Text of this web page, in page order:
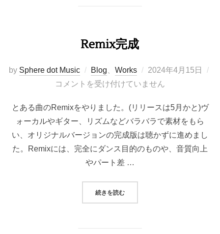
Remix完成
by Sphere dot Music Blog Works
投
稿
2024年4月15日
コメントを受け付けていません
とある曲のRemixをやりました。(リリースは5月かと)ヴ
ォーカルやギター、リズムなどバラバラで素材をもら
い、オリジナルバージョンの完成版は聴かずに進めまし
た。Remixには、完全にダンス目的のものや、音質向上
やパート差 …
続きを読む“REMIX完成”